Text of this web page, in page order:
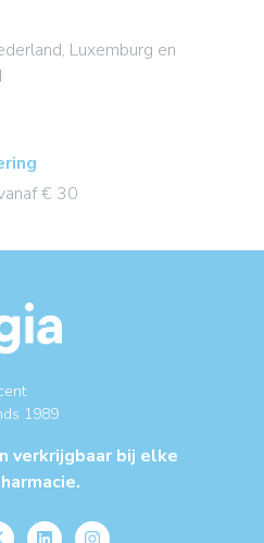
Luxemburg en
€ 30
1989
verkrijgbaar bij elke